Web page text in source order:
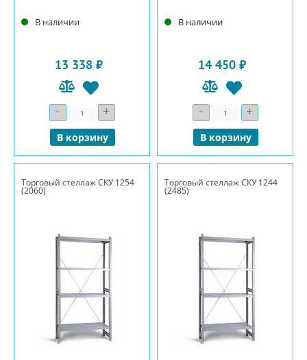
В наличии
13 338 ₽
- Количество+
В корзину
В наличии
14 450 ₽
- Количество+
В корзину
Торговый стеллаж СКУ 1254
(2060)
Торговый стеллаж СКУ 1244
(2485)